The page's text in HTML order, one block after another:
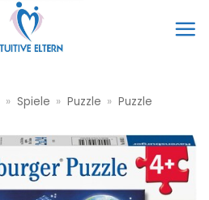
» Spiele » Puzzle » Puzzle